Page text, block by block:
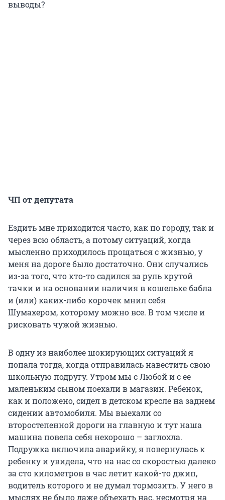
выводы?
ЧП от депутата
Ездить мне приходится часто, как по городу, так и
через всю область, а потому ситуаций, когда
мысленно приходилось прощаться с жизнью, у
меня на дороге было достаточно. Они случались
из-за того, что кто-то садился за руль крутой
тачки и на основании наличия в кошельке бабла
и (или) каких-либо корочек мнил себя
Шумахером, которому можно все. В том числе и
рисковать чужой жизнью.
В одну из наиболее шокирующих ситуаций я
попала тогда, когда отправилась навестить свою
школьную подругу. Утром мы с Любой и с ее
маленьким сыном поехали в магазин. Ребенок,
как и положено, сидел в детском кресле на заднем
сидении автомобиля. Мы выехали со
второстепенной дороги на главную и тут наша
машина повела себя нехорошо – заглохла.
Подружка включила аварийку, я повернулась к
ребенку и увидела, что на нас со скоростью далеко
за сто километров в час летит какой-то джип,
водитель которого и не думал тормозить. У него в
мыслях не было даже объехать нас, несмотря на